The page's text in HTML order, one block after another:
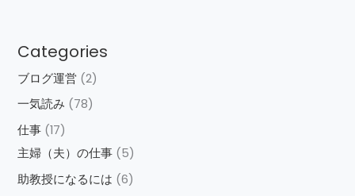
Categories
ブログ運営 (2)
一気読み (78)
仕事 (17)
主婦（夫）の仕事 (5)
助教授になるには (6)